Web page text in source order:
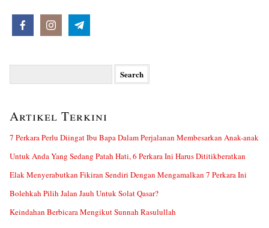
Artikel Terkini
7 Perkara Perlu Diingat Ibu Bapa Dalam Perjalanan Membesarkan Anak-anak
Untuk Anda Yang Sedang Patah Hati, 6 Perkara Ini Harus Dititikberatkan
Elak Menyerabutkan Fikiran Sendiri Dengan Mengamalkan 7 Perkara Ini
Bolehkah Pilih Jalan Jauh Untuk Solat Qasar?
Keindahan Berbicara Mengikut Sunnah Rasulullah